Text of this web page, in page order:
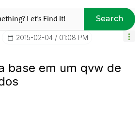
Search
‎2015-02-04 01:08 PM
base em um qvw de